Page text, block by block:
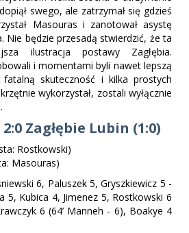
swego, ale zatrzymał się gdzieś
Masouras i zanotował asystę
Nie będzie przesadą stwierdzić, że ta
ilustracja postawy Zagłębia.
i momentami byli nawet lepszą
skuteczność i kilka prostych
wykorzystał, zostali wyłącznie
Zagłębie Lubin (1:0)
Rostkowski)
Masouras)
6, Paluszek 5, Gryszkiewicz 5 -
5, Kubica 4, Jimenez 5, Rostkowski 6
6 (64’ Manneh - 6), Boakye 4